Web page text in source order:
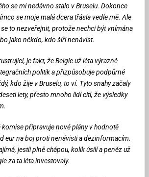
se mi nedávno stalo v Bruselu. Dokonce
se moje malá dcera třásla vedle mě. Ale
to nezveřejnit, protože nechci být vnímána
jako někdo, kdo šíří nenávist.
je fakt, že Belgie už léta výrazně
politik a přizpůsobuje podpůrné
kdo žije v Bruselu, to ví. Tyto snahy začaly
lety, přesto mnoho lidí cítí, že výsledky
komise připravuje nové plány v hodnotě
eur na boj proti nenávisti a dezinformacím.
jestli plně chápou, kolik úsilí a peněz už
za ta léta investovaly.